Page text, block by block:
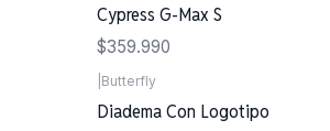
Cypress G-Max S
$359.990
Butterfly
Diadema Con Logotipo